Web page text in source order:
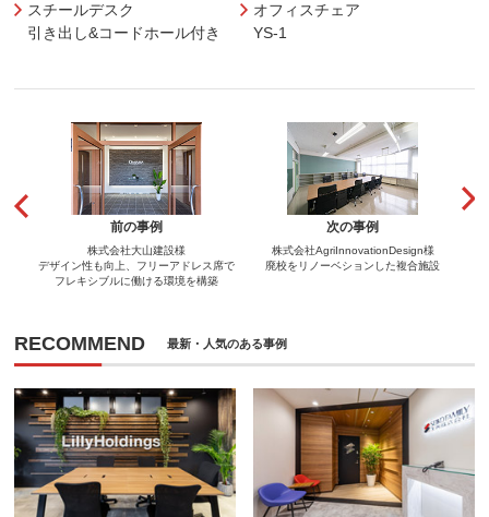
スチールデスク
引き出し&コードホール付き
オフィスチェア
YS-1
前の事例
株式会社大山建設様
デザイン性も向上、フリーアドレス席で
フレキシブルに働ける環境を構築
次の事例
株式会社AgriInnovationDesign様
廃校をリノーベションした複合施設
RECOMMEND 最新・人気のある事例